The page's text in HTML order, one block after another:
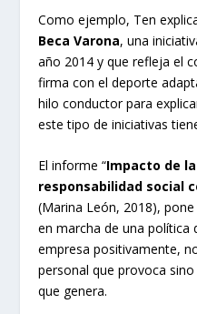
Como ejemplo, Ten
Beca Varona, una
año 2014 y que refleja el
firma con el deporte
hilo conductor para
este tipo de iniciativas
El informe “Impacto de
responsabilidad social
(Marina León, 2018),
en marcha de una política
empresa positivamente,
personal que provoca
que genera.